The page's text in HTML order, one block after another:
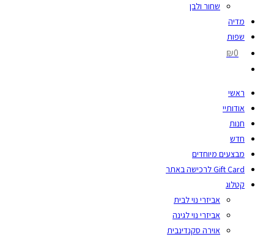
שחור ולבן
מדיה
שפות
₪0
ראשי
אודותיי
חנות
חדש
מבצעים מיוחדים
Gift Card לרכישה באתר
קטלוג
אביזרי נוי לבית
אביזרי נוי לגינה
אוירה סקנדינבית